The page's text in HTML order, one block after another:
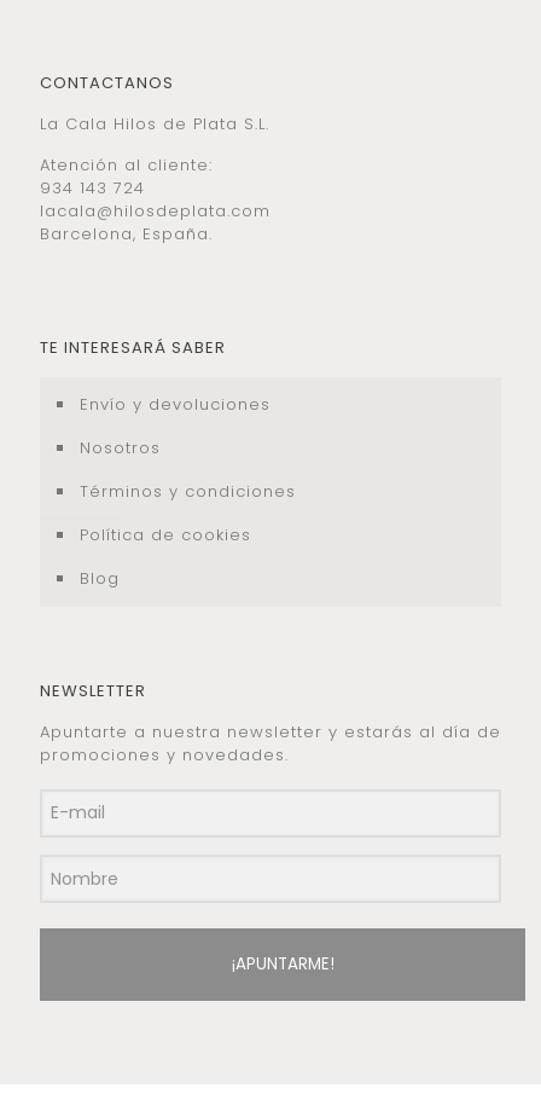
CONTACTANOS
La Cala Hilos de Plata S.L.
Atención al cliente:
934 143 724
lacala@hilosdeplata.com
Barcelona, España.
TE INTERESARÁ SABER
Envío y devoluciones
Nosotros
Términos y condiciones
Política de cookies
Blog
NEWSLETTER
Apuntarte a nuestra newsletter y estarás al día de
promociones y novedades.
¡APUNTARME!